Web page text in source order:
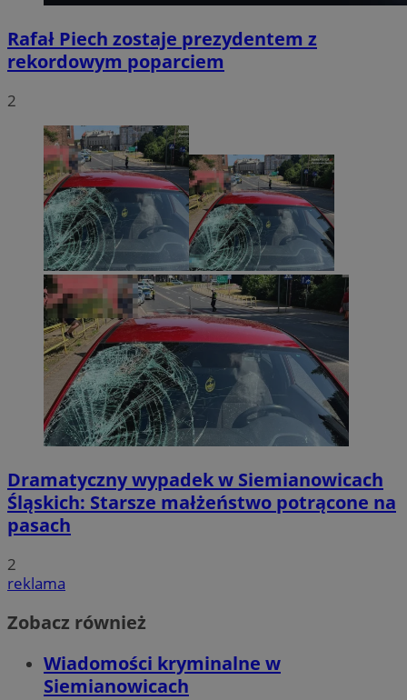
Rafał Piech zostaje prezydentem z
rekordowym poparciem
2
Dramatyczny wypadek w Siemianowicach
Śląskich: Starsze małżeństwo potrącone na
pasach
2
reklama
Zobacz również
Wiadomości kryminalne w
Siemianowicach